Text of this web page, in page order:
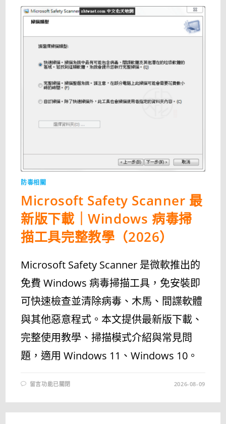
載
｜
USB
開
毒、
防毒相關
Microsoft Safety Scanner 最
新版下載｜Windows 病毒掃
描工具完整教學（2026）
Microsoft Safety Scanner 是微軟推出的
免費 Windows 病毒掃描工具，免安裝即
可快速檢查並清除病毒、木馬、間諜軟體
與其他惡意程式。本文提供最新版下載、
完整使用教學、掃描模式介紹與常見問
題，適用 Windows 11、Windows 10。
在
〈MICROSOFT
SCANNER
留言功能已關閉 2026-08-09